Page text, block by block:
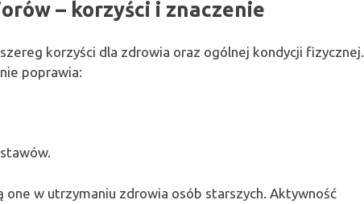
– korzyści i znaczenie
korzyści dla zdrowia oraz ogólnej kondycji fizycznej.
poprawia:
one w utrzymaniu zdrowia osób starszych. Aktywność